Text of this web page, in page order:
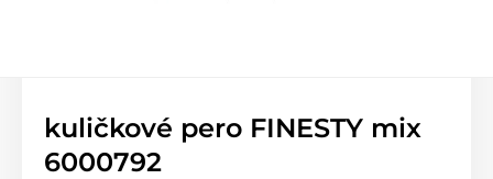
kuličkové pero FINESTY mix
6000792